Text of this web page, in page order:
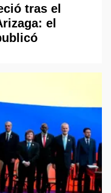
tras el
el